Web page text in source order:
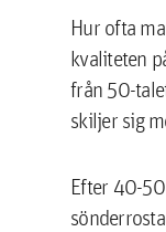
Hur ofta
kvaliteten
från 50-
skiljer sig
Efter 40-